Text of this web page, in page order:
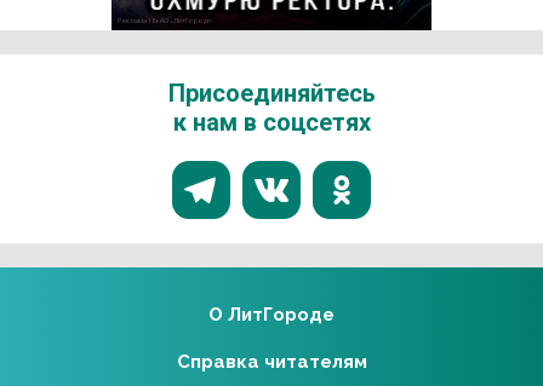
Присоединяйтесь
к нам в соцсетях
Реклама 18+ АО «ЛитГород»
О ЛитГороде
Справка читателям